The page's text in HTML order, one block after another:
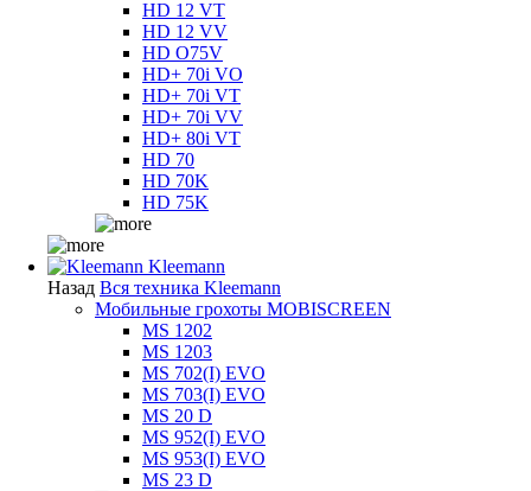
HD 12 VT
HD 12 VV
HD O75V
HD+ 70i VO
HD+ 70i VT
HD+ 70i VV
HD+ 80i VT
HD 70
HD 70K
HD 75K
Kleemann
Назад Вся техника Kleemann
Мобильные грохоты MOBISCREEN
MS 1202
MS 1203
MS 702(I) EVO
MS 703(I) EVO
MS 20 D
MS 952(I) EVO
MS 953(I) EVO
MS 23 D